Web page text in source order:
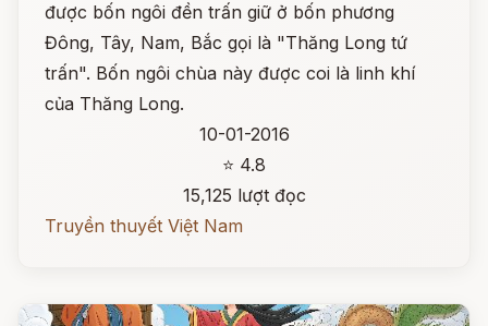
được bốn ngôi đền trấn giữ ở bốn phương
Đông, Tây, Nam, Bắc gọi là "Thăng Long tứ
trấn". Bốn ngôi chùa này được coi là linh khí
của Thăng Long.
10-01-2016
⭐ 4.8
15,125 lượt đọc
Truyền thuyết Việt Nam